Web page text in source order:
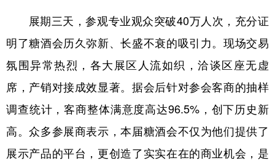
展期三天，参观专业观众突破40万人次，充分证
明了糖酒会历久弥新、长盛不衰的吸引力。现场交易
氛围异常热烈，各大展区人流如织，洽谈区座无虚
席，产销对接成效显著。据会后针对参会客商的抽样
调查统计，客商整体满意度高达96.5%，创下历史新
高。众多参展商表示，本届糖酒会不仅为他们提供了
展示产品的平台，更创造了实实在在的商业机会，是